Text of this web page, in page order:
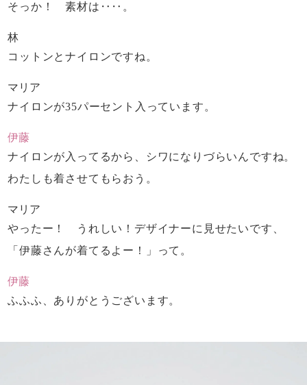
そっか！ 素材は‥‥。
林
コットンとナイロンですね。
マリア
ナイロンが35パーセント入っています。
伊藤
ナイロンが入ってるから、
シワになりづらいんですね。
わたしも着させてもらおう。
マリア
やったー！ うれしい！ デザイナーに見せたいです、
「伊藤さんが着てるよー！」って。
伊藤
ふふふ、ありがとうございます。